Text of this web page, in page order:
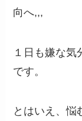
向へ,,,
１日も嫌な
です。
とはいえ、悩